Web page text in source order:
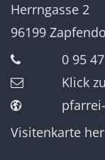
Herrngasse 2
96199
0 95
Klick
Visitenkarte